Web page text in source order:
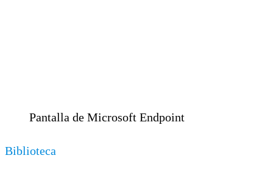
Pantalla de Microsoft Endpoint
Biblioteca